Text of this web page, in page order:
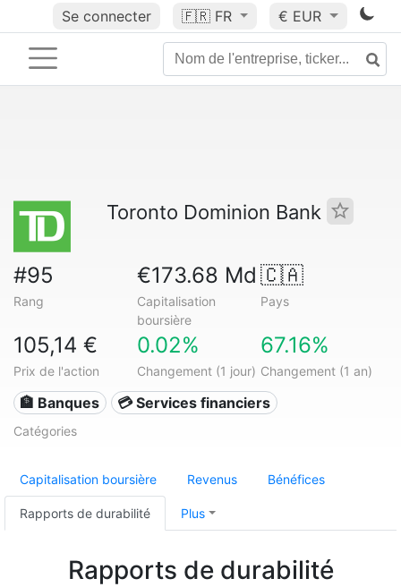
Se connecter 🇫🇷 FR € EUR
Toronto Dominion Bank
#95
Rang
€173.68 Md
Capitalisation
boursière
🇨🇦
Pays
105,14 €
Prix de l'action
0.02%
Changement (1 jour)
67.16%
Changement (1 an)
🏦 Banques 💳 Services financiers
Catégories
Capitalisation boursière Revenus Bénéfices
Rapports de durabilité Plus
Rapports de durabilité